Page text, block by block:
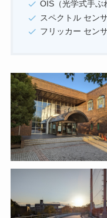
OIS（光学式手ぶ
スペクトル セン
フリッカー セン